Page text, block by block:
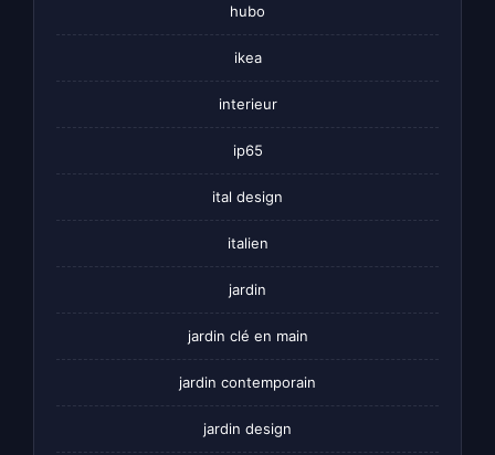
hubo
ikea
interieur
ip65
ital design
italien
jardin
jardin clé en main
jardin contemporain
jardin design